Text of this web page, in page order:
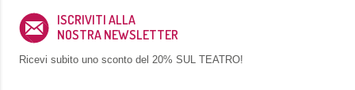
ISCRIVITI ALLA
NOSTRA NEWSLETTER
Ricevi subito uno sconto del 20% SUL TEATRO!